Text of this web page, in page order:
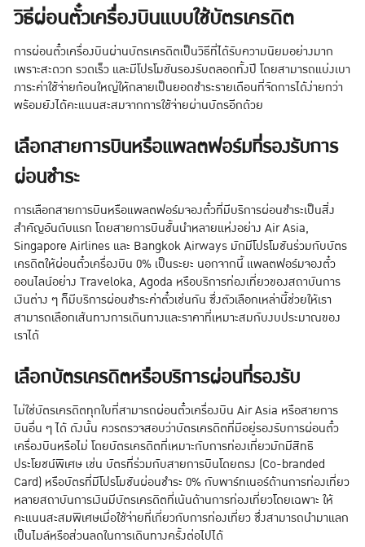
วิธีผ่อนตั๋วเครื่องบินแบบใช้บัตรเครดิต
การผ่อนตั๋วเครื่องบินผ่านบัตรเครดิตเป็นวิธีที่ได้รับความนิยมอย่างมาก
เพราะสะดวก รวดเร็ว และมีโปรโมชันรองรับตลอดทั้งปี โดยสามารถแบ่งเบา
ภาระค่าใช้จ่ายก้อนใหญ่ให้กลายเป็นยอดชำระรายเดือนที่จัดการได้ง่ายกว่า
พร้อมยังได้คะแนนสะสมจากการใช้จ่ายผ่านบัตรอีกด้วย
เลือกสายการบินหรือแพลตฟอร์มที่รองรับการ
ผ่อนชำระ
การเลือกสายการบินหรือแพลตฟอร์มจองตั๋วที่มีบริการผ่อนชำระเป็นสิ่ง
สำคัญอันดับแรก โดยสายการบินชั้นนำหลายแห่งอย่าง Air Asia,
Singapore Airlines และ Bangkok Airways มักมีโปรโมชันร่วมกับบัตร
เครดิตให้ผ่อนตั๋วเครื่องบิน 0% เป็นระยะ นอกจากนี้ แพลตฟอร์มจองตั๋ว
ออนไลน์อย่าง Traveloka, Agoda หรือบริการท่องเที่ยวของสถาบันการ
เงินต่าง ๆ ก็มีบริการผ่อนชำระค่าตั๋วเช่นกัน ซึ่งตัวเลือกเหล่านี้ช่วยให้เรา
สามารถเลือกเส้นทางการเดินทางและราคาที่เหมาะสมกับงบประมาณของ
เราได้
เลือกบัตรเครดิตหรือบริการผ่อนที่รองรับ
ไม่ใช่บัตรเครดิตทุกใบที่สามารถผ่อนตั๋วเครื่องบิน Air Asia หรือสายการ
บินอื่น ๆ ได้ ดังนั้น ควรตรวจสอบว่าบัตรเครดิตที่มีอยู่รองรับการผ่อนตั๋ว
เครื่องบินหรือไม่ โดยบัตรเครดิตที่เหมาะกับการท่องเที่ยวมักมีสิทธิ
ประโยชน์พิเศษ เช่น บัตรที่ร่วมกับสายการบินโดยตรง (Co-branded
Card) หรือบัตรที่มีโปรโมชันผ่อนชำระ 0% กับพาร์ทเนอร์ด้านการท่องเที่ยว
หลายสถาบันการเงินมีบัตรเครดิตที่เน้นด้านการท่องเที่ยวโดยเฉพาะ ให้
คะแนนสะสมพิเศษเมื่อใช้จ่ายที่เกี่ยวกับการท่องเที่ยว ซึ่งสามารถนำมาแลก
เป็นไมล์หรือส่วนลดในการเดินทางครั้งต่อไปได้